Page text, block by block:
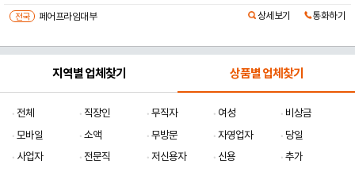
전국 민생대부중개 상세보기 통화하기
지역별 업체찾기 상품별 업체찾기
전체 직장인 무직자 여성
비상금
모바일
소액 무방문 자영업자
당일
사업자
전문직 저신용자 신용
추가